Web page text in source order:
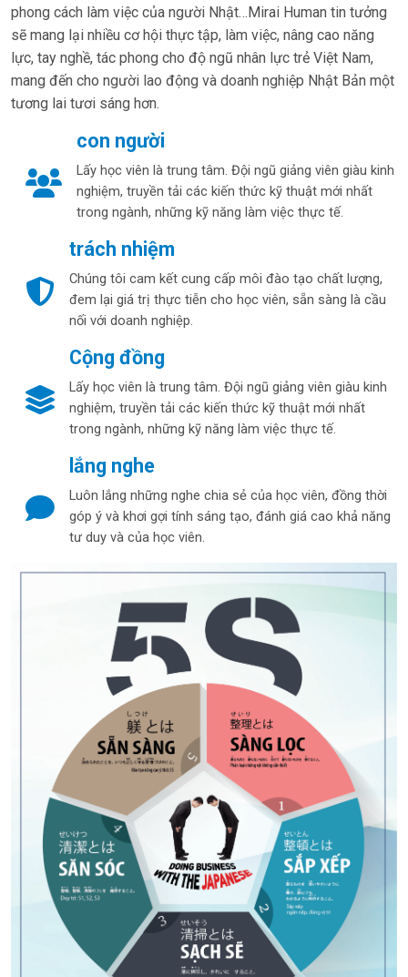
phong cách làm việc của người Nhật…Mirai Human tin tưởng
sẽ mang lại nhiều cơ hội thực tập, làm việc, nâng cao năng
lực, tay nghề, tác phong cho độ ngũ nhân lực trẻ Việt Nam,
mang đến cho người lao động và doanh nghiệp Nhật Bản một
tương lai tươi sáng hơn.
con người
Lấy học viên là trung tâm. Đội ngũ giảng viên giàu kinh
nghiệm, truyền tải các kiến thức kỹ thuật mới nhất
trong ngành, những kỹ năng làm việc thực tế.
trách nhiệm
Chúng tôi cam kết cung cấp môi đào tạo chất lượng,
đem lại giá trị thực tiễn cho học viên, sẵn sàng là cầu
nối với doanh nghiệp.
Cộng đồng
Lấy học viên là trung tâm. Đội ngũ giảng viên giàu kinh
nghiệm, truyền tải các kiến thức kỹ thuật mới nhất
trong ngành, những kỹ năng làm việc thực tế.
lắng nghe
Luôn lắng những nghe chia sẻ của học viên, đồng thời
góp ý và khơi gợi tính sáng tạo, đánh giá cao khả năng
tư duy và của học viên.